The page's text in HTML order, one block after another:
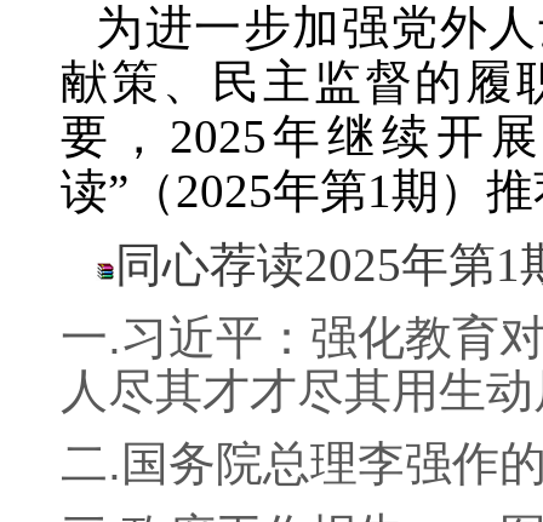
为进一步加强党外
献策、民主监督的履
要， 2025年继续开
读”（2025年第1期）
同心荐读2025年第1
一.习近平：强化教育
人尽其才才尽其用生
二.国务院总理李强作